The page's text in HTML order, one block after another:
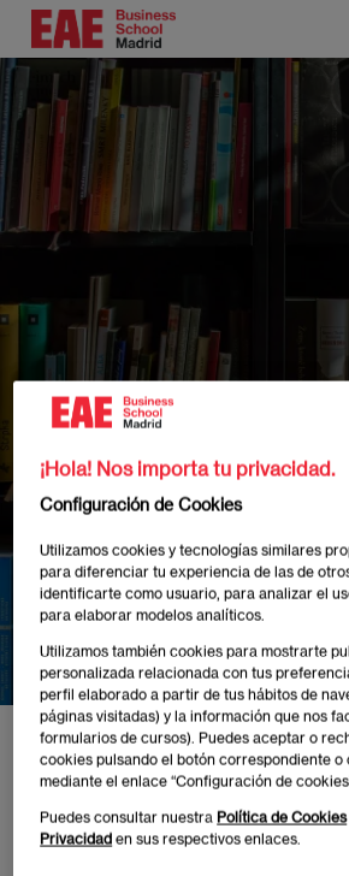
Pasar
contenido
principal
"LIBRO
Inicio Eventos MERCADILLO "LIBRO
¡Hola! Nos importa tu privacidad.
Configuración de Cookies
Utilizamos cookies y tecnologías similares
para diferenciar tu experiencia de las de
identificarte como usuario, para analizar el
para elaborar modelos analíticos.
Utilizamos también cookies para mostrarte
personalizada relacionada con tus
perfil elaborado a partir de tus hábitos de
páginas visitadas) y la información que nos
formularios de cursos). Puedes aceptar o
cookies pulsando el botón correspondiente
mediante el enlace “Configuración de
Puedes consultar nuestra Política de Cookies
Privacidad en sus respectivos enlaces.